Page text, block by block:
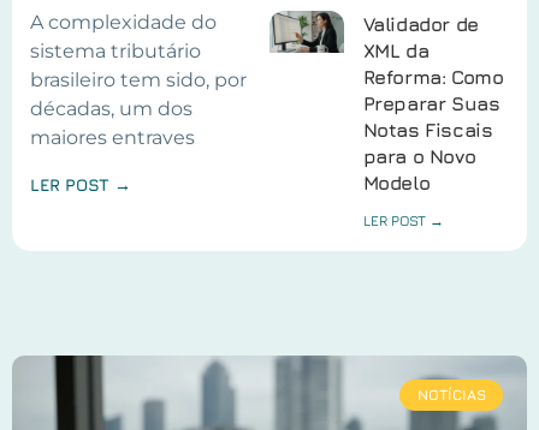
A complexidade do
sistema tributário
brasileiro tem sido, por
décadas, um dos
maiores entraves
LER POST →
Validador de
XML da
Reforma: Como
Preparar Suas
Notas Fiscais
para o Novo
Modelo
LER POST →
NOTÍCIAS